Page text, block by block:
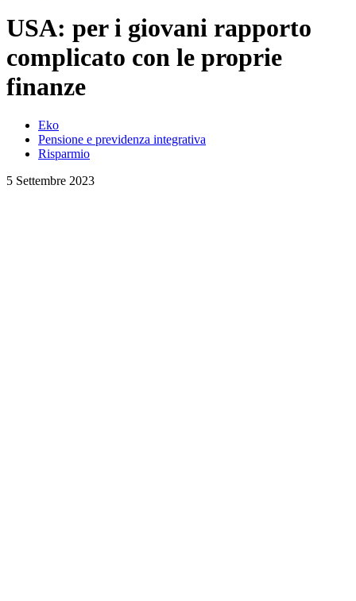
USA: per i giovani rapporto
complicato con le proprie
finanze
Eko
Pensione e previdenza integrativa
Risparmio
5 Settembre 2023